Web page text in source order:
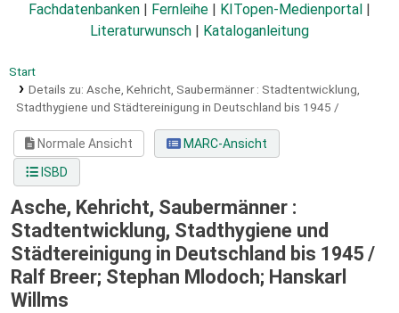
Fachdatenbanken
Fernleihe KITopen-Medienportal
Literaturwunsch
Kataloganleitung
Start
Details zu: Asche, Kehricht, Saubermänner : Stadtentwicklung,
Stadthygiene und Städtereinigung in Deutschland bis 1945 /
Normale Ansicht
MARC-Ansicht
ISBD
Asche, Kehricht, Saubermänner :
Stadtentwicklung, Stadthygiene und
Städtereinigung in Deutschland bis 1945 /
Ralf Breer; Stephan Mlodoch; Hanskarl
Willms